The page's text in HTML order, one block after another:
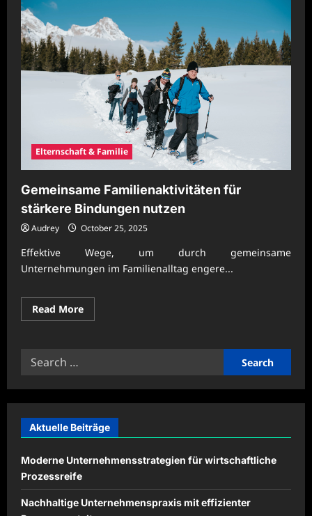
Routinen
stressfrei
organisieren
Elternschaft & Familie
Gemeinsame Familienaktivitäten für
stärkere Bindungen nutzen
Audrey October 25, 2025
Effektive Wege, um durch gemeinsame
Unternehmungen im Familienalltag engere...
Read MoreRead
more
nutzen
Search
Aktuelle Beiträge
Moderne Unternehmensstrategien für wirtschaftliche
Prozessreife
Nachhaltige Unternehmenspraxis mit effizienter